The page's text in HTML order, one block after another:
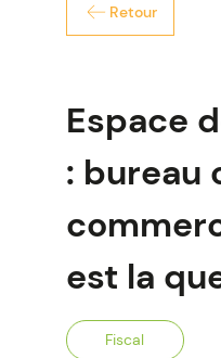
Retour
Espace
: bureau
est la
Fiscal